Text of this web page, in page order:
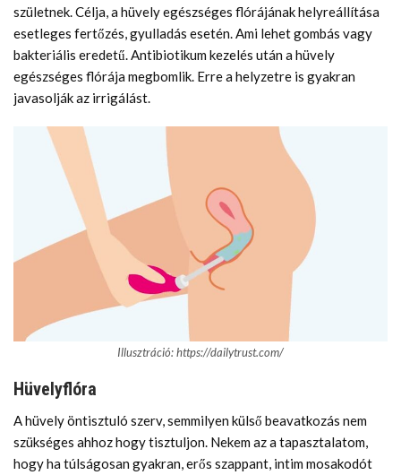
születnek. Célja, a hüvely egészséges flórájának helyreállítása
esetleges fertőzés, gyulladás esetén. Ami lehet gombás vagy
bakteriális eredetű. Antibiotikum kezelés után a hüvely
egészséges flórája megbomlik. Erre a helyzetre is gyakran
javasolják az irrigálást.
Illusztráció: https://dailytrust.com/
Hüvelyflóra
A hüvely öntisztuló szerv, semmilyen külső beavatkozás nem
szükséges ahhoz hogy tisztuljon. Nekem az a tapasztalatom,
hogy ha túlságosan gyakran, erős szappant, intim mosakodót